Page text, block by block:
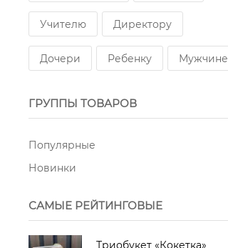
Учителю Директору
Дочери Ребенку Мужчине
ГРУППЫ ТОВАРОВ
Популярные
Новинки
САМЫЕ РЕЙТИНГОВЫЕ
Триобукет «Кокетка»